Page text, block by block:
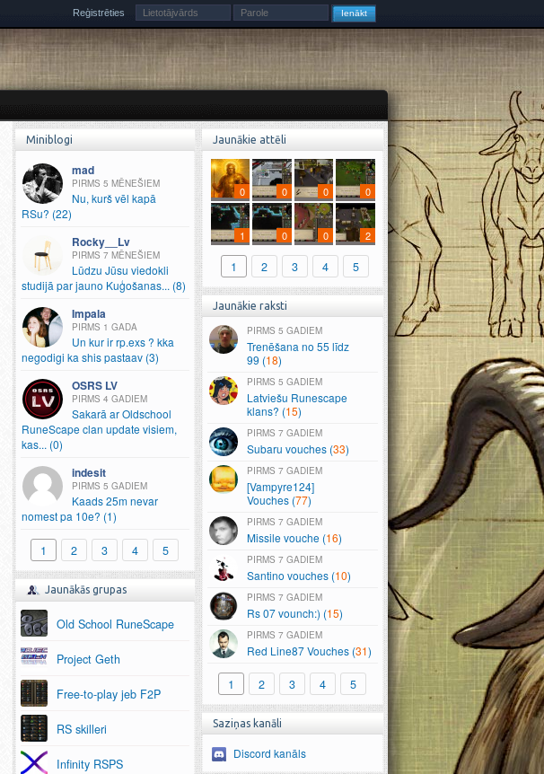
Reģistrēties
Jaunākie attēli
0 0 0 0
1 0 0 2
1 2 3 4 5
Jaunākie raksti
5 GADIEM
Trenēšana no 55 līdz
99 (18)
5 GADIEM
Latviešu Runescape
klans? (15)
7 GADIEM
Subaru vouches (33)
7 GADIEM
[Vampyre124]
Vouches (77)
7 GADIEM
Missile vouche (16)
7 GADIEM
Santino vouches (10)
7 GADIEM
Rs 07 vounch:) (15)
7 GADIEM
Red Line87 Vouches (31)
1 2 3 4 5
Saziņas kanāli
Discord kanāls
Miniblogi
mad
5 MĒNEŠIEM
Nu, kurš vēl kapā
RSu? (22)
Rocky__Lv
7 MĒNEŠIEM
Lūdzu Jūsu viedokli
studijā par jauno Kuģošanas... (8)
Impala
1 GADA
Un kur ir rp.exs ? kka
negodigi ka shis pastaav (3)
OSRS LV
4 GADIEM
Sakarā ar Oldschool
RuneScape clan update visiem,
kas... (0)
indesit
5 GADIEM
Kaads 25m nevar
nomest pa 10e? (1)
1 2 3 4 5
Jaunākās grupas
Old School RuneScape
Project Geth
Free-to-play jeb F2P
RS skilleri
Infinity RSPS